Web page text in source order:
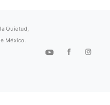
Quietud,
México.